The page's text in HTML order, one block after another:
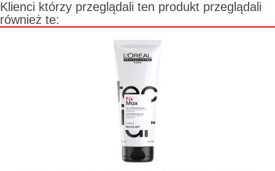
Klienci którzy przeglądali ten produkt przeglądali
również te: